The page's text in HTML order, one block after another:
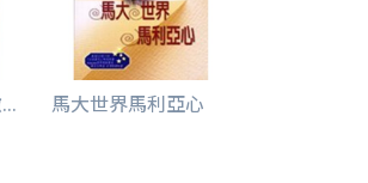
馬大世界馬利亞心